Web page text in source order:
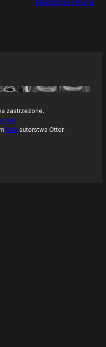
zastrzeżone.
tam.
Raft autorstwa Otter.